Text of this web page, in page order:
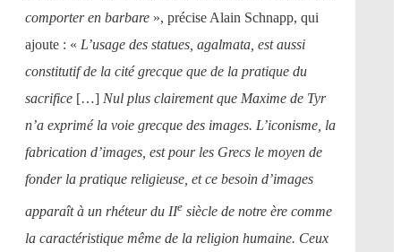
comporter en barbare », précise Alain Schnapp, qui
ajoute : « L’usage des statues, agalmata, est aussi
constitutif de la cité grecque que de la pratique du
sacrifice […] Nul plus clairement que Maxime de Tyr
n’a exprimé la voie grecque des images. L’iconisme, la
fabrication d’images, est pour les Grecs le moyen de
fonder la pratique religieuse, et ce besoin d’images
apparaît à un rhéteur du IIe siècle de notre ère comme
la caractéristique même de la religion humaine. Ceux